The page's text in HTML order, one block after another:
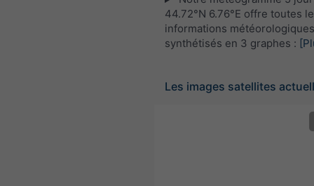
44.72°N 6.76°E offre toutes
informations météorologiques
synthétisés en 3 graphes :
Les images satellites